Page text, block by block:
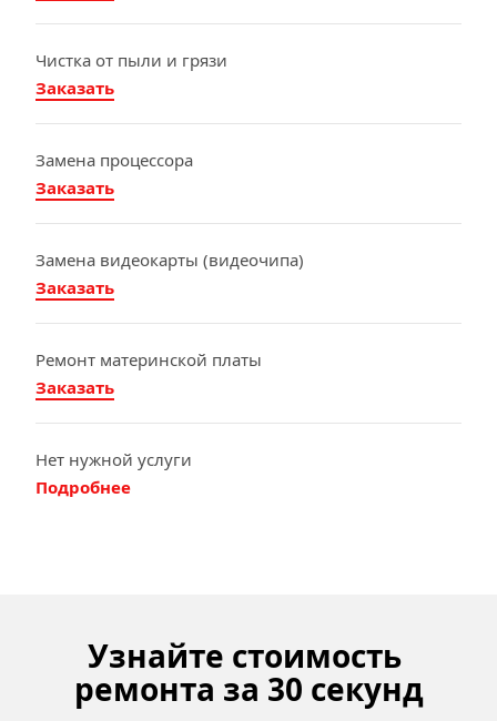
Чистка от пыли и грязи
Заказать
Замена процессора
Заказать
Замена видеокарты (видеочипа)
Заказать
Ремонт материнской платы
Заказать
Нет нужной услуги
Подробнее
Узнайте стоимость
ремонта за 30 секунд